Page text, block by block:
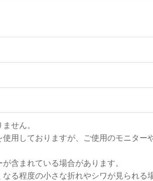
せん。
用しておりますが、ご使用のモニター
含まれている場合があります。
る程度の小さな折れやシワが見られる